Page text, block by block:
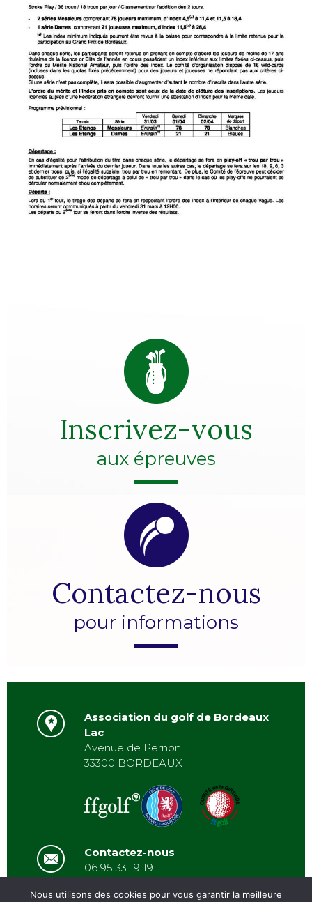
Inscrivez-vous
aux épreuves
Contactez-nous
pour informations
Association du golf de Bordeaux
Lac
Avenue de Pernon
33300 BORDEAUX
Contactez-nous
06 95 33 19 19
Nous utilisons des cookies pour vous garantir la meilleure